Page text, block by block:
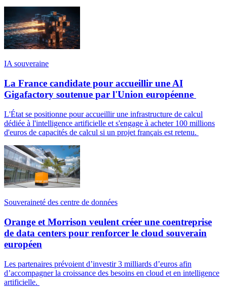
IA souveraine
La France candidate pour accueillir une AI
Gigafactory soutenue par l'Union européenne
L'État se positionne pour accueillir une infrastructure de calcul
dédiée à l'intelligence artificielle et s'engage à acheter 100 millions
d'euros de capacités de calcul si un projet français est retenu.
Souveraineté des centre de données
Orange et Morrison veulent créer une coentreprise
de data centers pour renforcer le cloud souverain
européen
Les partenaires prévoient d’investir 3 milliards d’euros afin
d’accompagner la croissance des besoins en cloud et en intelligence
artificielle.